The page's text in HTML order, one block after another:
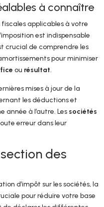
à connaître
applicables à votre
est indispensable
crucial de comprendre les
pour minimiser
ou résultat.
mises à jour de la
les déductions et
année à l’autre. Les sociétés
erreur dans leur
des
d’impôt sur les sociétés, la
pour réduire votre base